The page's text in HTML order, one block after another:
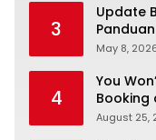
3
Update
May 8,
4
You
Booking
Cheap
August 25,